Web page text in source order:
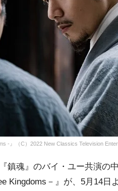
-』（C）2022 New Classics Television
鎮魂』のバイ・ユー共演の
Kingdoms－』が、5月14日